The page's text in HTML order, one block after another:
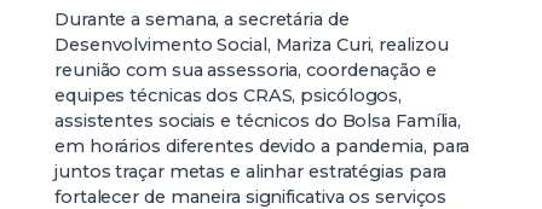
Durante a semana, a secretária de
Desenvolvimento Social, Mariza Curi, realizou
reunião com sua assessoria, coordenação e
equipes técnicas dos CRAS, psicólogos,
assistentes sociais e técnicos do Bolsa Família,
em horários diferentes devido a pandemia, para
juntos traçar metas e alinhar estratégias para
fortalecer de maneira significativa os serviços